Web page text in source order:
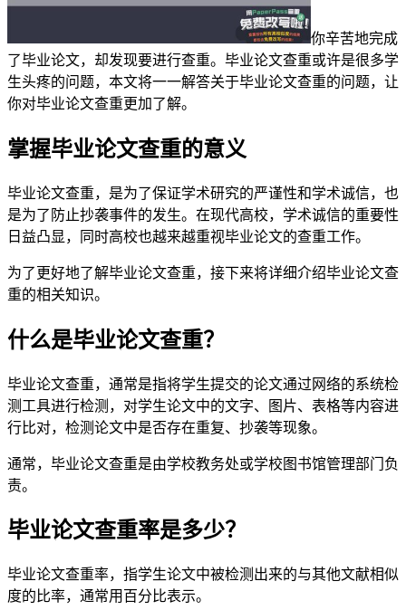
你辛苦地完成
了毕业论文，却发现要进行查重。毕业论文查重或许是很多学
生头疼的问题，本文将一一解答关于毕业论文查重的问题，让
你对毕业论文查重更加了解。
掌握毕业论文查重的意义
毕业论文查重，是为了保证学术研究的严谨性和学术诚信，也
是为了防止抄袭事件的发生。在现代高校，学术诚信的重要性
日益凸显，同时高校也越来越重视毕业论文的查重工作。
为了更好地了解毕业论文查重，接下来将详细介绍毕业论文查
重的相关知识。
什么是毕业论文查重？
毕业论文查重，通常是指将学生提交的论文通过网络的系统检
测工具进行检测，对学生论文中的文字、图片、表格等内容进
行比对，检测论文中是否存在重复、抄袭等现象。
通常，毕业论文查重是由学校教务处或学校图书馆管理部门负
责。
毕业论文查重率是多少？
毕业论文查重率，指学生论文中被检测出来的与其他文献相似
度的比率，通常用百分比表示。